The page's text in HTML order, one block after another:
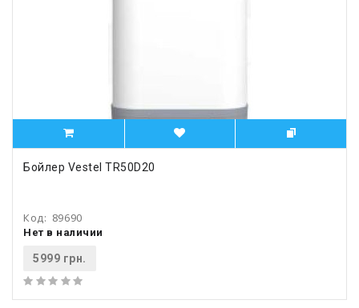
Бойлер Vestel TR50D20
Код: 89690
Нет в наличии
5999 грн.